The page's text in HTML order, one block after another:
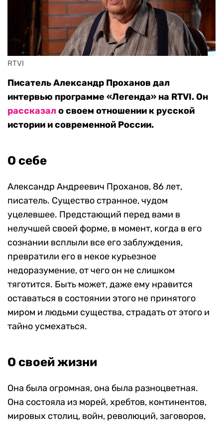
RTVI
Писатель Александр Проханов дал
интервью программе «Легенда» на RTVI. Он
рассказало своем отношении к русской
истории и современной России.
О себе
Александр Андреевич Проханов, 86 лет,
писатель. Существо странное, чудом
уцелевшее. Предстающий перед вами в
нелучшей своей форме, в момент, когда в его
сознании всплыли все его заблуждения,
превратили его в некое курьезное
недоразумение, от чего он не слишком
тяготится. Быть может, даже ему нравится
оставаться в состоянии этого не принятого
миром и людьми существа, страдать от этого и
тайно усмехаться.
О своей жизни
Она была огромная, она была разноцветная.
Она состояла из морей, хребтов, континентов,
мировых столиц, войн, революций, заговоров,